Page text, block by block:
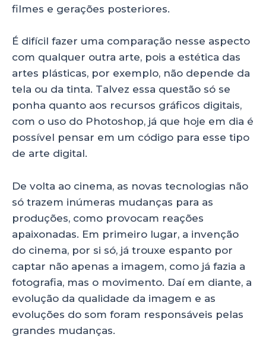
filmes e gerações posteriores.
É difícil fazer uma comparação nesse aspecto
com qualquer outra arte, pois a estética das
artes plásticas, por exemplo, não depende da
tela ou da tinta. Talvez essa questão só se
ponha quanto aos recursos gráficos digitais,
com o uso do Photoshop, já que hoje em dia é
possível pensar em um código para esse tipo
de arte digital.
De volta ao cinema, as novas tecnologias não
só trazem inúmeras mudanças para as
produções, como provocam reações
apaixonadas. Em primeiro lugar, a invenção
do cinema, por si só, já trouxe espanto por
captar não apenas a imagem, como já fazia a
fotografia, mas o movimento. Daí em diante, a
evolução da qualidade da imagem e as
evoluções do som foram responsáveis pelas
grandes mudanças.